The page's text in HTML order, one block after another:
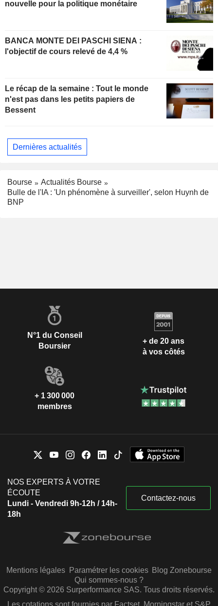
nouvelle pour la politique monétaire
BANCA MONTE DEI PASCHI SIENA :
l'objectif de cours relevé de 4,4 %
Le récap de la semaine : Tout le monde
n'est pas dans les petits papiers de
Bessent
Dernières actualités
Bourse
Actualités Bourse
Bulle de l'IA : 'Un phénomène à surveiller', selon Huynh de
BNP
N°1 du Conseil
Boursier
+ de 20 ans
à vos côtés
+ 1 300 000
membres
NOS EXPERTS À VOTRE
ÉCOUTE
Lundi - Vendredi 9h-12h / 14h-
18h
Contactez-nous
Mentions légales Paramétrer les cookies Blog Zonebourse
Qui sommes-nous ?
Copyright © 2026 Surperformance SAS. Tous droits réservés.
Les cotations sont fournies par Factset, Morningstar et S&P